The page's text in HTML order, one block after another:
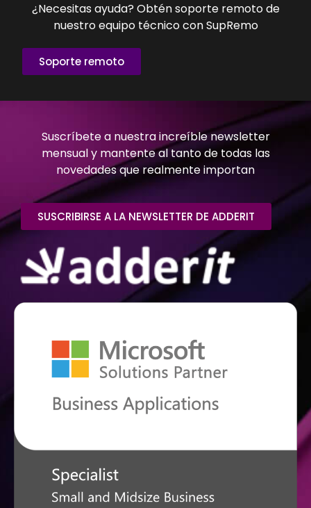
¿Necesitas ayuda? Obtén soporte remoto de
nuestro equipo técnico con SupRemo
Soporte remoto
Suscríbete a nuestra increíble newsletter
mensual y mantente al tanto de todas las
novedades que realmente importan
SUSCRIBIRSE A LA NEWSLETTER DE ADDERIT